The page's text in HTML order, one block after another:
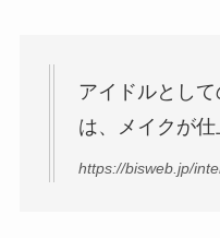
アイドルとし
は、メイクが仕
https://bisweb.jp/